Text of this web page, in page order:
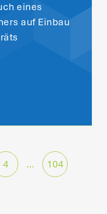
eines
auf Einbau
4 … 104